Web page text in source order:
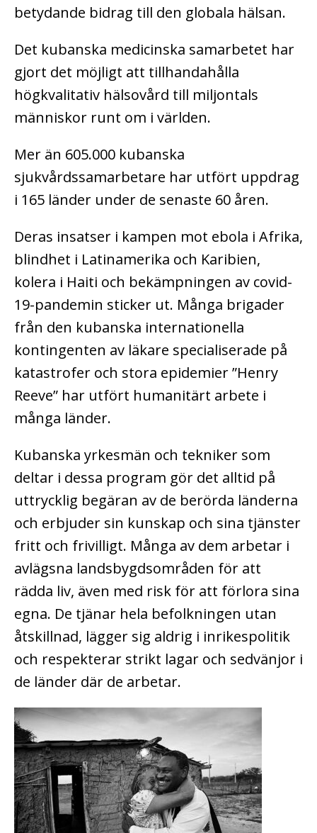
betydande bidrag till den globala hälsan.
Det kubanska medicinska samarbetet har
gjort det möjligt att tillhandahålla
högkvalitativ hälsovård till miljontals
människor runt om i världen.
Mer än 605.000 kubanska
sjukvårdssamarbetare har utfört uppdrag
i 165 länder under de senaste 60 åren.
Deras insatser i kampen mot ebola i Afrika,
blindhet i Latinamerika och Karibien,
kolera i Haiti och bekämpningen av covid-
19-pandemin sticker ut. Många brigader
från den kubanska internationella
kontingenten av läkare specialiserade på
katastrofer och stora epidemier ”Henry
Reeve” har utfört humanitärt arbete i
många länder.
Kubanska yrkesmän och tekniker som
deltar i dessa program gör det alltid på
uttrycklig begäran av de berörda länderna
och erbjuder sin kunskap och sina tjänster
fritt och frivilligt. Många av dem arbetar i
avlägsna landsbygdsområden för att
rädda liv, även med risk för att förlora sina
egna. De tjänar hela befolkningen utan
åtskillnad, lägger sig aldrig i inrikespolitik
och respekterar strikt lagar och sedvänjor i
de länder där de arbetar.